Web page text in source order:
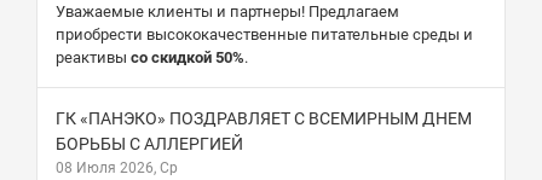
Уважаемые клиенты и партнеры! Предлагаем
приобрести высококачественные питательные среды и
реактивы со скидкой 50%.
ГК «ПАНЭКО» ПОЗДРАВЛЯЕТ С ВСЕМИРНЫМ ДНЕМ
БОРЬБЫ С АЛЛЕРГИЕЙ
08 Июля 2026, Ср